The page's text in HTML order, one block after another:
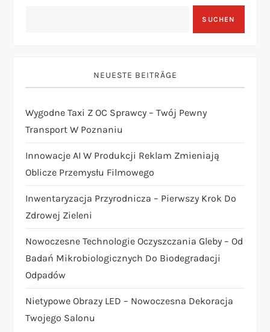
a
v
i
g
a
t
i
o
SUCHEN
NEUESTE BEITRÄGE
Wygodne Taxi Z OC Sprawcy – Twój Pewny
Transport W Poznaniu
Innowacje AI W Produkcji Reklam Zmieniają
Oblicze Przemysłu Filmowego
Inwentaryzacja Przyrodnicza – Pierwszy Krok Do
Zdrowej Zieleni
Nowoczesne Technologie Oczyszczania Gleby – Od
Badań Mikrobiologicznych Do Biodegradacji
Odpadów
Nietypowe Obrazy LED – Nowoczesna Dekoracja
Twojego Salonu